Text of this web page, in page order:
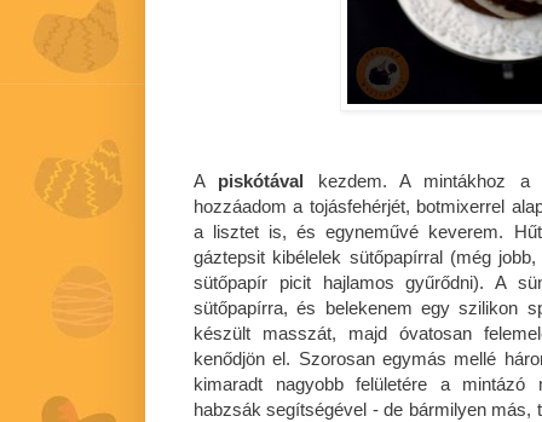
A piskótával
kezdem. A mintákhoz a
hozzáadom a tojásfehérjét, botmixerrel
a lisztet is, és egyneművé keverem.
gáztepsit kibélelek sütőpapírral (még
sütőpapír picit hajlamos gyűrődni). A
sütőpapírra, és belekenem egy szilikon
készült masszát, majd óvatosan
kenődjön el. Szorosan egymás mellé
kimaradt nagyobb felületére a
habzsák segítségével - de bármilyen más,